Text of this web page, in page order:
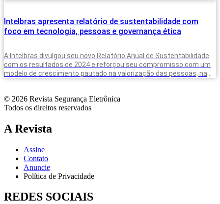
Intelbras apresenta relatório de sustentabilidade com
foco em tecnologia, pessoas e governança ética
A Intelbras divulgou seu novo Relatório Anual de Sustentabilidade
com os resultados de 2024 e reforçou seu compromisso com um
modelo de crescimento pautado na valorização das pessoas, na
© 2026 Revista Segurança Eletrônica
Todos os direitos reservados
A Revista
Assine
Contato
Anuncie
Política de Privacidade
REDES SOCIAIS